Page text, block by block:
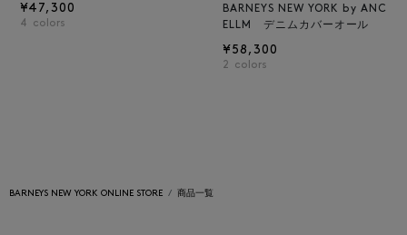
¥47,300
4 colors
BARNEYS NEW YORK by ANC
ELLM デニムカバーオール
¥58,300
2 colors
BARNEYS NEW YORK ONLINE STORE 商品一覧